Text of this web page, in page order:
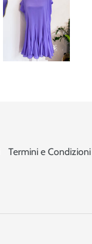
Termini e Condizioni